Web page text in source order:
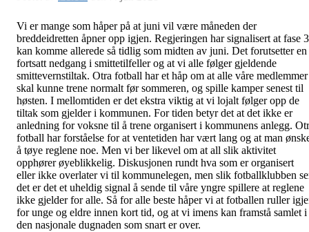
Vi er mange som håper på at juni vil være måneden der
breddeidretten åpner opp igjen. Regjeringen har signalisert at fase 3
kan komme allerede så tidlig som midten av juni. Det forutsetter en
fortsatt nedgang i smittetilfeller og at vi alle følger gjeldende
smittevernstiltak. Otra fotball har et håp om at alle våre medlemmer
skal kunne trene normalt før sommeren, og spille kamper senest til
høsten. I mellomtiden er det ekstra viktig at vi lojalt følger opp de
tiltak som gjelder i kommunen. For tiden betyr det at det ikke er
anledning for voksne til å trene organisert i kommunens anlegg.
fotball har forståelse for at ventetiden har vært lang og at man
å tøye reglene noe. Men vi ber likevel om at all slik aktivitet
opphører øyeblikkelig. Diskusjonen rundt hva som er organisert
eller ikke overlater vi til kommunelegen, men slik fotballklubben
det er det et uheldig signal å sende til våre yngre spillere at reglene
ikke gjelder for alle. Så for alle beste håper vi at fotballen ruller
for unge og eldre innen kort tid, og at vi imens kan framstå samlet i
den nasjonale dugnaden som snart er over.